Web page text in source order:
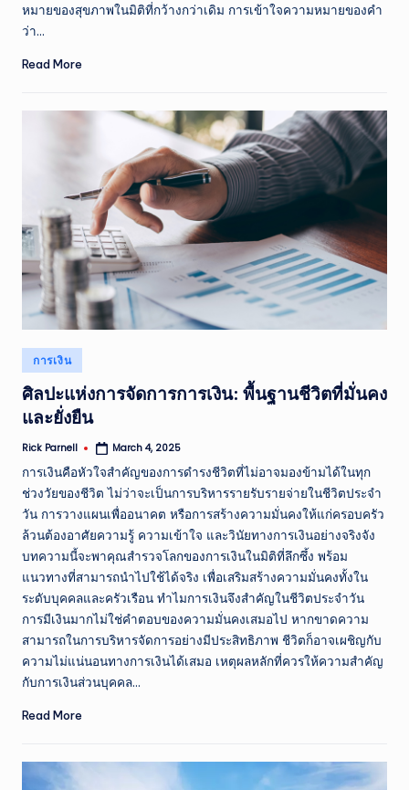
หมายของสุขภาพในมิติที่กว้างกว่าเดิม การเข้าใจความหมายของคำ
ว่า…
Read More
Posted
in
การเงิน
ศิลปะแห่งการจัดการการเงิน: พื้นฐานชีวิตที่มั่นคง
และยั่งยืน
Posted
Rick Parnell March 4, 2025
การเงินคือหัวใจสำคัญของการดำรงชีวิตที่ไม่อาจมองข้ามได้ในทุก
ช่วงวัยของชีวิต ไม่ว่าจะเป็นการบริหารรายรับรายจ่ายในชีวิตประจำ
วัน การวางแผนเพื่ออนาคต หรือการสร้างความมั่นคงให้แก่ครอบครัว
ล้วนต้องอาศัยความรู้ ความเข้าใจ และวินัยทางการเงินอย่างจริงจัง
บทความนี้จะพาคุณสำรวจโลกของการเงินในมิติที่ลึกซึ้ง พร้อม
แนวทางที่สามารถนำไปใช้ได้จริง เพื่อเสริมสร้างความมั่นคงทั้งใน
ระดับบุคคลและครัวเรือน ทำไมการเงินจึงสำคัญในชีวิตประจำวัน
การมีเงินมากไม่ใช่คำตอบของความมั่นคงเสมอไป หากขาดความ
สามารถในการบริหารจัดการอย่างมีประสิทธิภาพ ชีวิตก็อาจเผชิญกับ
ความไม่แน่นอนทางการเงินได้เสมอ เหตุผลหลักที่ควรให้ความสำคัญ
กับการเงินส่วนบุคคล…
Read More